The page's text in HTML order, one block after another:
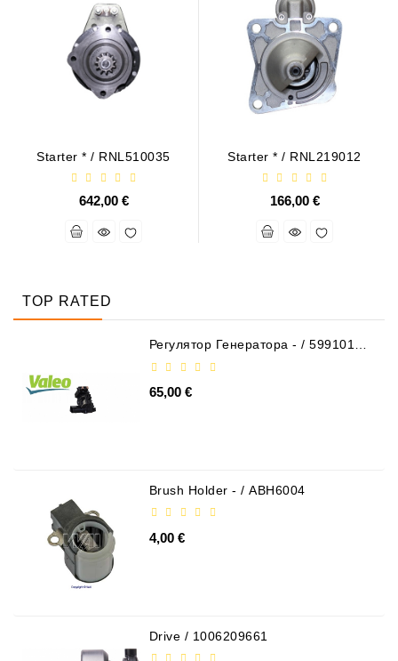
Starter * / RNL510035
642,00 €
Starter * / RNL219012
166,00 €
TOP RATED
Регулятор Генератора - / 599101
65,00 €
Brush Holder - / ABH6004
4,00 €
Drive / 1006209661